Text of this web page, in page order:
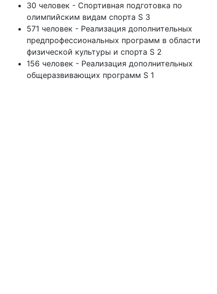
30 человек - Спортивная подготовка по
олимпийским видам спорта S 3
571 человек - Реализация дополнительных
предпрофессиональных программ в области
физической культуры и спорта S 2
156 человек - Реализация дополнительных
общеразвивающих программ S 1